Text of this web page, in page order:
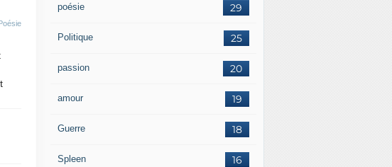
29
poésie
25
Politique
20
passion
19
amour
18
Guerre
16
Spleen